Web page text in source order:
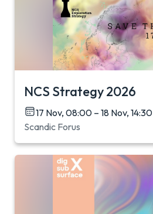
NCS Strategy 2026
17 Nov, 08:00 – 18 Nov, 14:30
Scandic Forus